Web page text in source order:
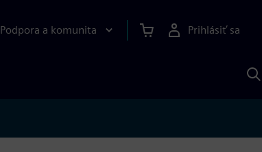
Podpora a komunita Prihlásiť sa